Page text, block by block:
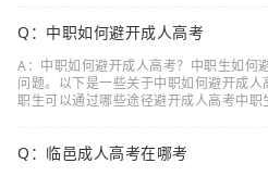
Q：中职如何避开成人高考
A：中职如何避开成人高考？中职生如何
问题。以下是一些关于中职如何避开成
职生可以通过哪些途径避开成人高考中职
Q：临邑成人高考在哪考